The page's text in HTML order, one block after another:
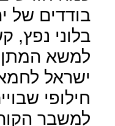
בודדים של
בלוני נפץ,
למשא המתן
ישראל
חילופי
למשבר